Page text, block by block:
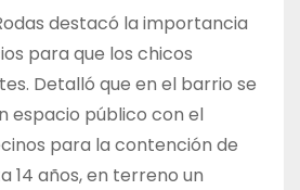
destacó la importancia
para que los chicos
Detalló que en el barrio se
espacio público con el
para la contención de
14 años, en terreno un